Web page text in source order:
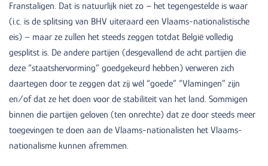
Franstaligen. Dat is natuurlijk niet zo – het tegengestelde is waar
(i.c. is de splitsing van BHV uiteraard een Vlaams-nationalistische
eis) – maar ze zullen het steeds zeggen totdat België volledig
gesplitst is. De andere partijen (desgevallend de acht partijen die
deze “staatshervorming” goedgekeurd hebben) verweren zich
daartegen door te zeggen dat zij wél “goede” “Vlamingen” zijn
en/of dat ze het doen voor de stabiliteit van het land. Sommigen
binnen die partijen geloven (ten onrechte) dat ze door steeds meer
toegevingen te doen aan de Vlaams-nationalisten het Vlaams-
nationalisme kunnen afremmen.